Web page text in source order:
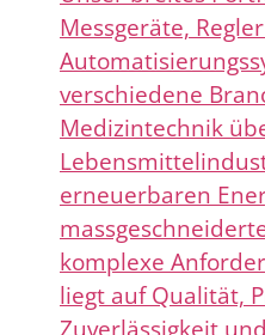
Messgeräte,
verschiedene
Medizintechnik
erneuerbaren
komplexe
liegt auf Qualität,